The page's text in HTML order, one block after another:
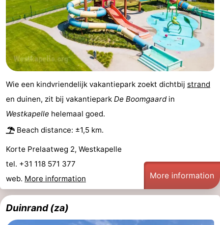
Nature
Het
Zwin
Weather
Contact
us
Wie een kindvriendelijk vakantiepark zoekt dichtbij strand
en duinen, zit bij vakantiepark De Boomgaardin
Westkapelle helemaal goed.
Beach distance: ±1,5 km.
Korte Prelaatweg 2, Westkapelle
tel. +31 118 571 377
web. More information More information
Duinrand (za)